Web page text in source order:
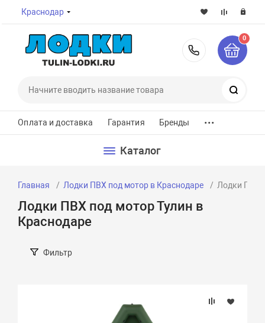
Краснодар
8-800-
0
Оплата и доставка Гарантия Бренды ...
Каталог
Главная Лодки ПВХ под мотор в Краснодаре Лодки ПВХ
Лодки ПВХ под мотор Тулин в
Краснодаре
Фильтр